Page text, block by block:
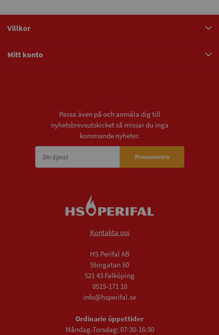
Villkor
Mitt konto
Passa även på och anmäla dig till
nyhetsbrevsutskicket så missar du inga
kommande nyheter.
Prenumerera
Kontakta oss
HS Perifal AB
Storgatan 50
521 43 Falköping
0515-171 10
info@hsperifal.se
Ordinarie öppettider
Måndag-Torsdag: 07:30-16:30